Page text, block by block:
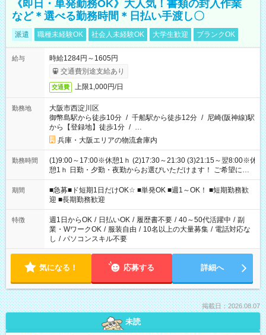
《即日・単発勤務OK》大人気！書類の封入作業
など＊選べる勤務時間＊日払い手渡し〇
派遣 職種未経験OK 社会人未経験OK 大学生歓迎 ブランクOK
給与
時給1284円～1605円
交通費別途支給あり
交通費 上限1,000円/日
勤務地
大阪市西淀川区
御幣島駅から徒歩10分 / 千船駅から徒歩12分 / 尼崎(阪神線)駅
から【登録地】徒歩1分 / …
兵庫・大阪エリアの物流倉庫内
勤務時間
(1)9:00～17:00※休憩1ｈ (2)17:30～21:30 (3)21:15～翌8:00※休
憩1ｈ 日勤・夕勤・夜勤からお選びいただけます！ ご希望に合
わせて働けるお仕事です(*^^*) 【その他選べる勤務時間】 8-17
時/9-17時/9-18時/10-18時/11-21時/18-22時/20-翌4時/21-翌5
時/22-翌6時/0-翌8時 ご自身のご都合で選んで頂ける完全自由シ
フト！
期間
■急募■ド短期1日だけOK☆ ■単発OK ■週1～OK！ ■短期勤務歓
迎 ■長期勤務歓迎
特徴 週1日からOK / 日払いOK / 履歴書不要 / 40～50代活躍中 / 副
業・WワークOK / 服装自由 / 10名以上の大量募集 / 電話対応な
し / パソコンスキル不要
気になる！ 応募する 詳細へ
掲載日：2026.08.07
未読